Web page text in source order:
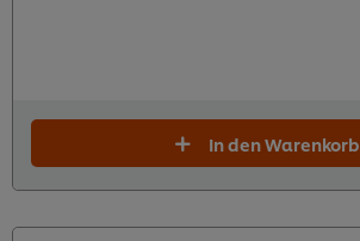
In den Warenkorb